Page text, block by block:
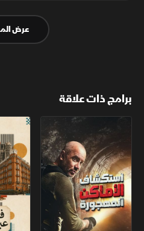
عرض
برامج ذات علاقة
استكشاف الأماكن المهجورة فنادق